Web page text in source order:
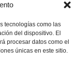
tecnologías como las
del dispositivo. El
procesar datos como el
únicas en este sitio.
Aviso legal
Política de
privacidad